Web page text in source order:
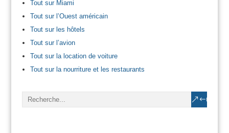
Tout sur Miami
Tout sur l’Ouest américain
Tout sur les hôtels
Tout sur l’avion
Tout sur la location de voiture
Tout sur la nourriture et les restaurants